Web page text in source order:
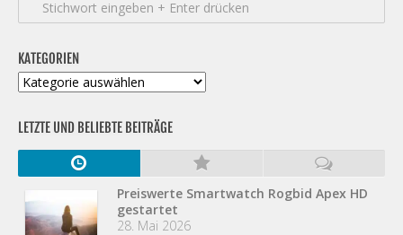
KATEGORIEN
Kategorien
LETZTE UND BELIEBTE BEITRÄGE
Preiswerte Smartwatch Rogbid Apex HD
gestartet
28. Mai 2026